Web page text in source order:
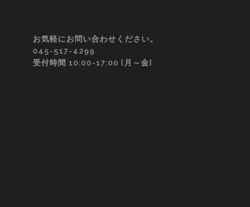
お気軽にお問い合わせください。
045-517-4299
受付時間 10:00-17:00 [月～金]